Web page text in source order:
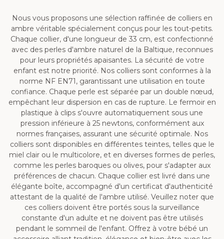
Nous vous proposons une sélection raffinée de colliers en
ambre véritable spécialement conçus pour les tout-petits.
Chaque collier, d'une longueur de 33 cm, est confectionné
avec des perles d'ambre naturel de la Baltique, reconnues
pour leurs propriétés apaisantes. La sécurité de votre
enfant est notre priorité. Nos colliers sont conformes à la
norme NF EN71, garantissant une utilisation en toute
confiance. Chaque perle est séparée par un double nœud,
empêchant leur dispersion en cas de rupture. Le fermoir en
plastique à clips s'ouvre automatiquement sous une
pression inférieure à 25 newtons, conformément aux
normes françaises, assurant une sécurité optimale. Nos
colliers sont disponibles en différentes teintes, telles que le
miel clair ou le multicolore, et en diverses formes de perles,
comme les perles baroques ou olives, pour s'adapter aux
préférences de chacun. Chaque collier est livré dans une
élégante boîte, accompagné d'un certificat d'authenticité
attestant de la qualité de l'ambre utilisé. Veuillez noter que
ces colliers doivent être portés sous la surveillance
constante d'un adulte et ne doivent pas être utilisés
pendant le sommeil de l'enfant. Offrez à votre bébé un